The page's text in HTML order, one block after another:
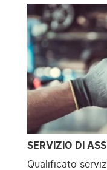
SERVIZIO DI
Qualificato